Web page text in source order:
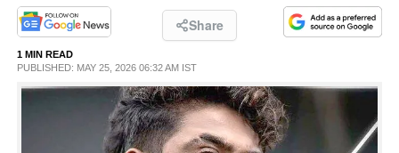
Share
1 MIN READ
PUBLISHED: MAY 25, 2026 06:32 AM IST